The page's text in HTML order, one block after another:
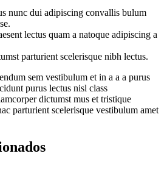
nunc dui adipiscing convallis bulum
lectus quam a natoque adipiscing a
parturient scelerisque nibh lectus.
sem vestibulum et in a a a purus
purus lectus nisl class
dictumst mus et tristique
parturient scelerisque vestibulum amet